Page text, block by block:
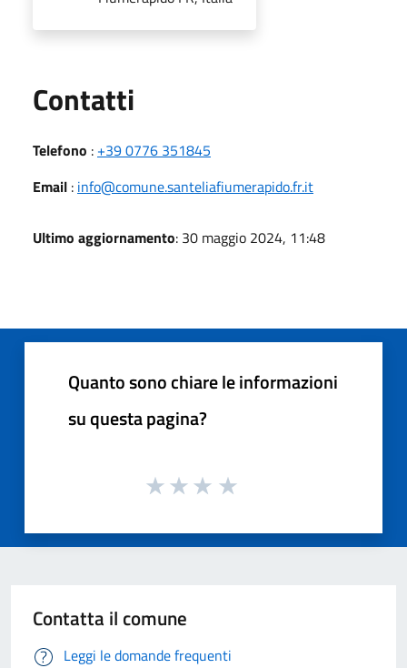
Contatti
Telefono : +39 0776 351845
Email : info@comune.santeliafiumerapido.fr.it
Ultimo aggiornamento: 30 maggio 2024, 11:48
Quanto sono chiare le informazioni
su questa pagina?
Contatta il comune
Leggi le domande frequenti